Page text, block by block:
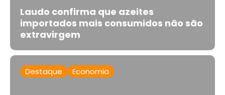
Laudo confirma que azeites
importados mais consumidos não são
extravirgem
Destaque Economia